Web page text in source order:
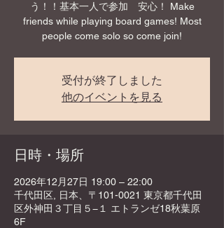
う！！基本一人で参加 安心！ Make
friends while playing board games! Most
people come solo so come join!
受付が終了しました
他のイベントを見る
日時・場所
2026年12月27日 19:00 – 22:00
千代田区, 日本、〒101-0021 東京都千代田
区外神田３丁目５−１ エトランゼ18秋葉原
6F